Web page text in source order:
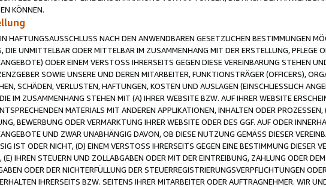
KÖNNEN.
HAFTUNGSAUSSCHLUSS NACH DEN ANWENDBAREN GESETZLICHEN BESTIMMUNGEN
DIE UNMITTELBAR ODER MITTELBAR IM ZUSAMMENHANG MIT DER ERSTELLUNG, PFLEGE
ODER EINEM VERSTOSS IHRERSEITS GEGEN DIESE VEREINBARUNG STEHEN
SOWIE UNSERE UND DEREN MITARBEITER, FUNKTIONSTRÄGER (OFFICERS),
SCHÄDEN, VERLUSTEN, HAFTUNGEN, KOSTEN UND AUSLAGEN (EINSCHLIESSLICH
IM ZUSAMMENHANG STEHEN MIT (A) IHRER WEBSITE BZW. AUF IHRER WEBSITE
MATERIALS MIT ANDEREN APPLIKATIONEN, INHALTEN ODER
BEWERBUNG ODER VERMARKTUNG IHRER WEBSITE ODER DES GGF. AUF ODER
UND ZWAR UNABHÄNGIG DAVON, OB DIESE NUTZUNG GEMÄSS DIESER
IST ODER NICHT, (D) EINEM VERSTOSS IHRERSEITS GEGEN EINE BESTIMMUNG DIESER
(E) IHREN STEUERN UND ZOLLABGABEN ODER MIT DER EINTREIBUNG, ZAHLUNG ODER
ODER DER NICHTERFÜLLUNG DER STEUERREGISTRIERUNGSVERPFLICHTUNGEN
IHRERSEITS BZW. SEITENS IHRER MITARBEITER ODER AUFTRAGNEHMER. WIR